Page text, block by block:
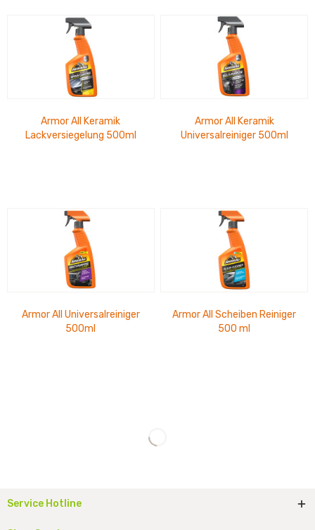
Armor All Keramik
Lackversiegelung 500ml
Armor All Keramik
Universalreiniger 500ml
Armor All Universalreiniger
500ml
Armor All Scheiben Reiniger
500 ml
Service Hotline